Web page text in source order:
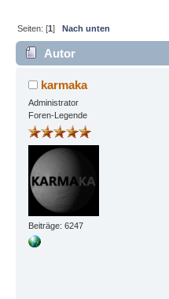
Seiten: [1]Nach unten
Autor
karmaka
Administrator
Foren-Legende
Beiträge: 6247